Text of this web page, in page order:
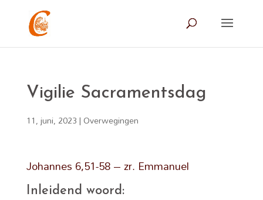
Vigilie Sacramentsdag
11, juni, 2023| Overwegingen
Johannes 6,51-58 – zr. Emmanuel
Inleidend woord: